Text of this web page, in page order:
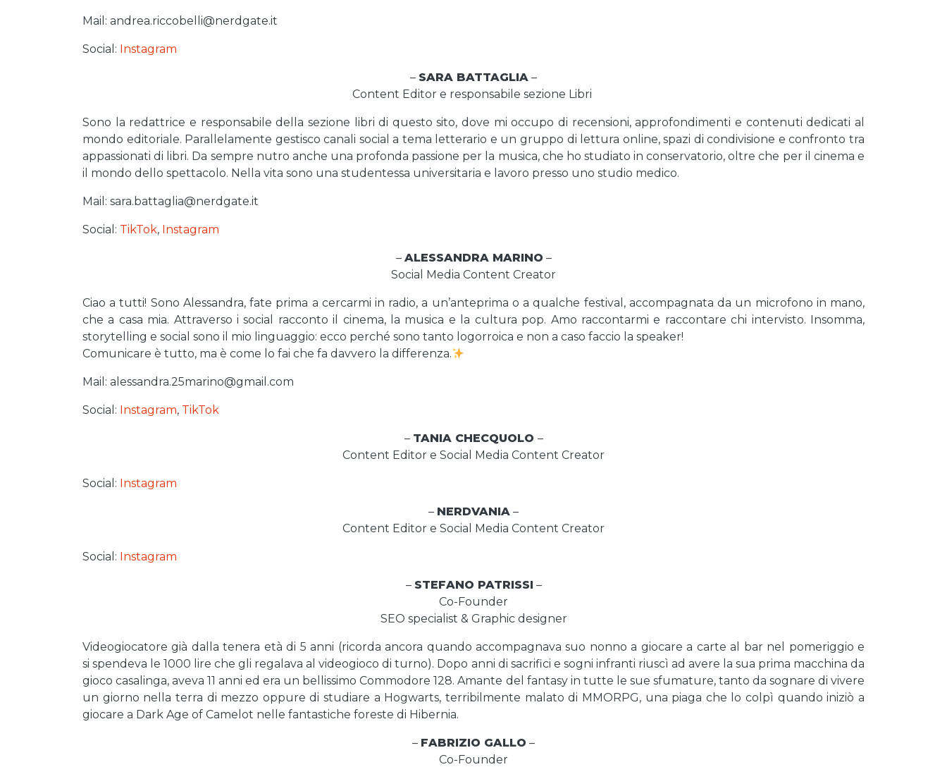
Mail: andrea.riccobelli@nerdgate.it
Social: Instagram
– SARA BATTAGLIA –
Content Editor e responsabile sezione Libri
Sono la redattrice e responsabile della sezione libri di questo sito, dove mi occupo di recensioni, approfondimenti e contenuti dedicati al
mondo editoriale. Parallelamente gestisco canali social a tema letterario e un gruppo di lettura online, spazi di condivisione e confronto tra
appassionati di libri. Da sempre nutro anche una profonda passione per la musica, che ho studiato in conservatorio, oltre che per il cinema e
il mondo dello spettacolo. Nella vita sono una studentessa universitaria e lavoro presso uno studio medico.
Mail: sara.battaglia@nerdgate.it
Social: TikTok, Instagram
– ALESSANDRA MARINO –
Social Media Content Creator
Ciao a tutti! Sono Alessandra, fate prima a cercarmi in radio, a un’anteprima o a qualche festival, accompagnata da un microfono in mano,
che a casa mia. Attraverso i social racconto il cinema, la musica e la cultura pop. Amo raccontarmi e raccontare chi intervisto. Insomma,
storytelling e social sono il mio linguaggio: ecco perché sono tanto logorroica e non a caso faccio la speaker!
Comunicare è tutto, ma è come lo fai che fa davvero la differenza.
Mail: alessandra.25marino@gmail.com
Social: Instagram, TikTok
– TANIA CHECQUOLO –
Content Editor e Social Media Content Creator
Social: Instagram
– NERDVANIA –
Content Editor e Social Media Content Creator
Social: Instagram
– STEFANO PATRISSI –
Co-Founder
SEO specialist & Graphic designer
Videogiocatore già dalla tenera età di 5 anni (ricorda ancora quando accompagnava suo nonno a giocare a carte al bar nel pomeriggio e
si spendeva le 1000 lire che gli regalava al videogioco di turno). Dopo anni di sacrifici e sogni infranti riuscì ad avere la sua prima macchina da
gioco casalinga, aveva 11 anni ed era un bellissimo Commodore 128. Amante del fantasy in tutte le sue sfumature, tanto da sognare di vivere
un giorno nella terra di mezzo oppure di studiare a Hogwarts, terribilmente malato di MMORPG, una piaga che lo colpì quando iniziò a
giocare a Dark Age of Camelot nelle fantastiche foreste di Hibernia.
– FABRIZIO GALLO –
Co-Founder